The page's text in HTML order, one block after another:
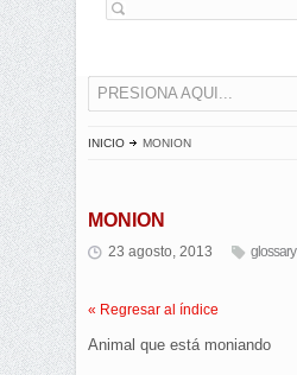
PRESIONA AQUI...
INICIO MONION
MONION
23 agosto, 2013 glossary
« Regresar al índice
Animal que está moniando